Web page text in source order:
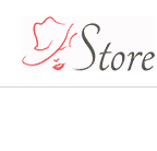
contenido
Vintage
Largo
cantidad